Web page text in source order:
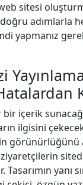
sitesi
adımlarla
yapmanız
içerik
ilgisini
görünürlüğünü
yanı